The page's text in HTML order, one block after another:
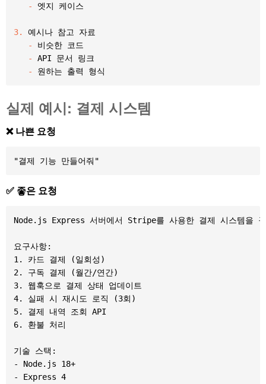
- 엣지 케이스
3.
예시나 참고 자료
-
비슷한 코드
-
API 문서 링크
-
실제 예시: 결제 시스템
❌ 나쁜 요청
✅ 좋은 요청
Node.js Express 서버에서 Stripe를 사용한 결제 시스템을
요구사항:
1. 카드 결제 (일회성)
2. 구독 결제 (월간/연간)
3. 웹훅으로 결제 상태 업데이트
4. 실패 시 재시도 로직 (3회)
5. 결제 내역 조회 API
6. 환불 처리
기술 스택:
- Node.js 18+
- Express 4